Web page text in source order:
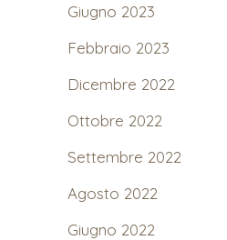
Giugno 2023
Febbraio 2023
Dicembre 2022
Ottobre 2022
Settembre 2022
Agosto 2022
Giugno 2022